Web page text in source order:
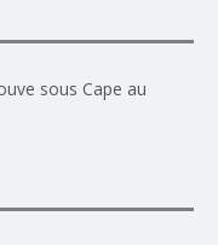
sous Cape au